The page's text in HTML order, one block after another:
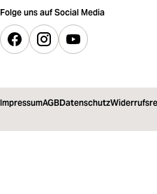
Folge uns auf Social Media
ImpressumAGBDatenschutz